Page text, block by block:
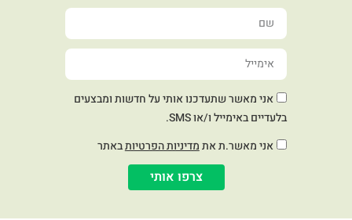
אני מאשר שתעדכנו אותי על חדשות ומבצעים
בלעדיים באימייל ו/או SMS.
אני מאשר.ת אתמדיניות הפרטיותבאתר
צרפו אותי